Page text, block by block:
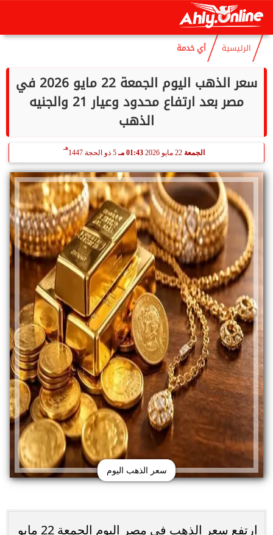
السبت
الرئيسية أي خدمة
سعر الذهب اليوم الجمعة 22 مايو 2026 في
مصر بعد ارتفاع محدود وعيار 21 والجنيه
الذهب
الجمعة 01:43 مـ 5 ذو الحجة 1447
هـ
سعر الذهب اليوم
ارتفع سعر الذهب في مصر اليوم الجمعة 22 مايو